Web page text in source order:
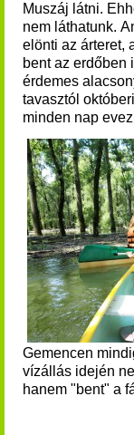
Muszáj látni.
nem láthatunk.
elönti az árteret,
bent az erdőben
érdemes
tavasztól
minden nap
Gemencen
vízállás idején
hanem "bent" a